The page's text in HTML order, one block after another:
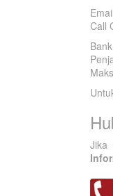
Call
Jika